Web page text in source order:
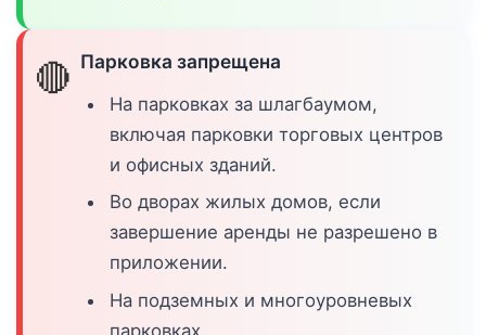
🔴 Парковка запрещена
На парковках за шлагбаумом,
включая парковки торговых центров
и офисных зданий.
Во дворах жилых домов, если
завершение аренды не разрешено в
приложении.
На подземных и многоуровневых
парковках.